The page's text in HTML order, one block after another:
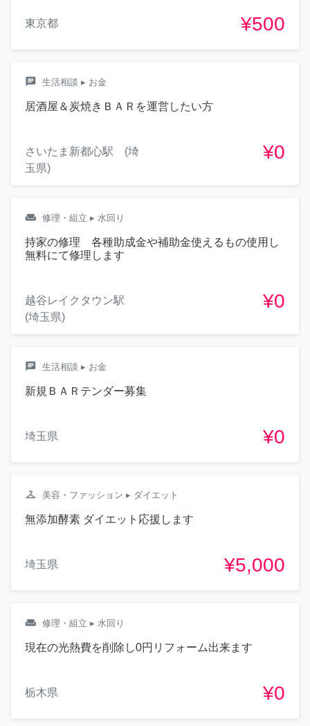
東京都 ¥500
chat 生活相談 ▸ お金
居酒屋＆炭焼きＢＡＲを運営したい方
さいたま新都心駅 (埼
玉県)
¥0
weekend 修理・組立 ▸ 水回り
持家の修理 各種助成金や補助金使えるもの使用し
無料にて修理します
越谷レイクタウン駅
(埼玉県)
¥0
chat 生活相談 ▸ お金
新規ＢＡＲテンダー募集
埼玉県 ¥0
checkroom 美容・ファッション ▸ ダイエット
無添加酵素 ダイエット応援します
埼玉県 ¥5,000
weekend 修理・組立 ▸ 水回り
現在の光熱費を削除し0円リフォーム出来ます
栃木県 ¥0